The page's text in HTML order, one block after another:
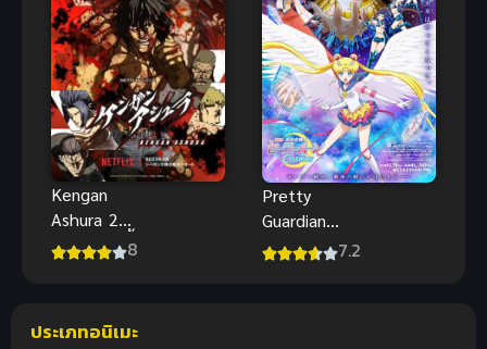
Kengan
Ashura 2
(2023) กำปั้น
8
Pretty
Guardian
Sailor Moon7.2
ประเภทอนิเมะ